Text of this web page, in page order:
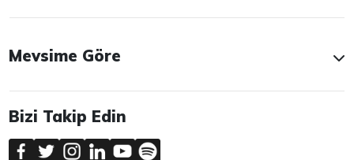
Mevsime Göre
Bizi Takip Edin